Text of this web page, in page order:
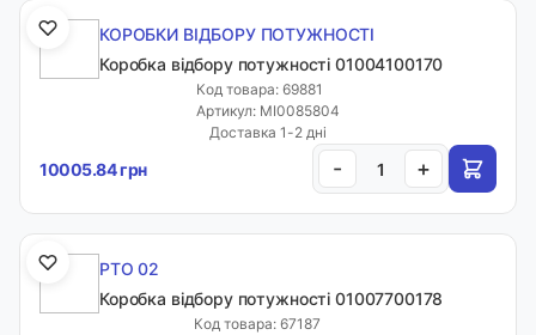
КОРОБКИ ВІДБОРУ ПОТУЖНОСТІ
Коробка відбору потужності 01004100170
Код товара: 69881
Артикул: MI0085804
Доставка 1-2 дні
10005.84 грн - +
PTO 02
Коробка відбору потужності 01007700178
Код товара: 67187